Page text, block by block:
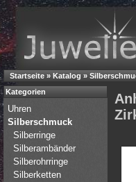
Startseite » Katalog »
Kategorien
Uhren
Silberschmuck
Silberringe
Silberambänder
Silberohrringe
Silberketten